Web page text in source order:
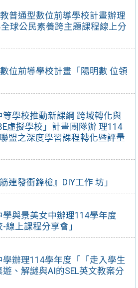
普通型數位前導學校計畫辦理
全球公民素養跨主題課程線上分
位前導學校計畫「陽明數 位領
等學校推動新課綱 跨域轉化與
虛擬學校」計畫團隊辦 理114
盟之深度學習課程轉化暨評量
連發衝鋒槍』DIY工作 坊」
與景美女中辦理114學年度
線上課程分享會」
辦理114學年度「「走入學生
、解謎與AI的SEL英文教案分